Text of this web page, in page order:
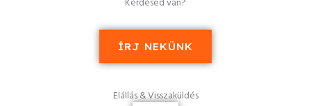
Kérdésed van?
ÍRJ NEKÜNK
Elállás & Visszaküldés